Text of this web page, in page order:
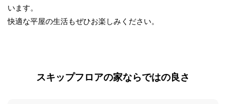
います。
快適な平屋の生活もぜひお楽しみください。
スキップフロアの家ならではの良さ